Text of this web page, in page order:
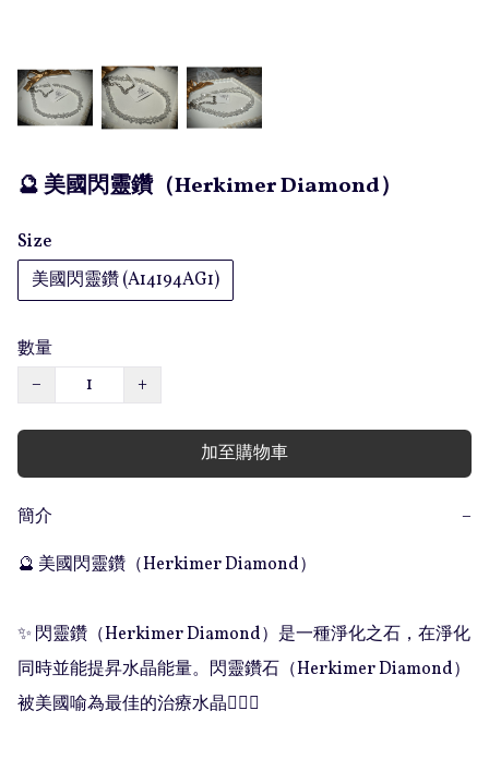
🔮 美國閃靈鑽（Herkimer Diamond）
Size
美國閃靈鑽 (A14194AG1)
數量
−
+
加至購物車
簡介
−
🔮 美國閃靈鑽（Herkimer Diamond）
✨ 閃靈鑽（Herkimer Diamond）是一種淨化之石，在淨化
同時並能提昇水晶能量。閃靈鑽石（Herkimer Diamond）
被美國喻為最佳的治療水晶💁🏻‍♀️